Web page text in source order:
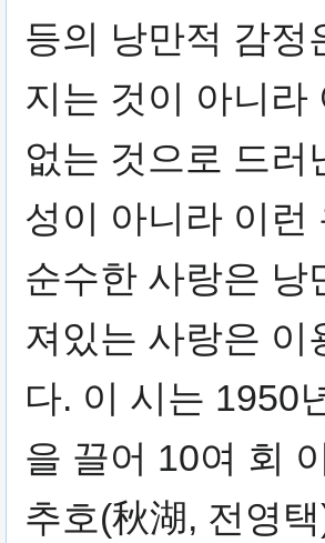
등의 낭만적 감정
지는 것이 아니라
없는 것으로 드러
성이 아니라 이런
순수한 사랑은 낭
져있는 사랑은 이
다. 이 시는 1950
을 끌어 10여 회
추호(秋湖, 전영